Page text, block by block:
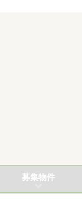
募集物件